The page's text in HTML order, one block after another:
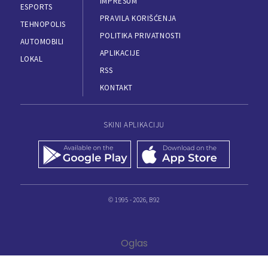
ESPORTS
TEHNOPOLIS
AUTOMOBILI
LOKAL
PRAVILA KORIŠĆENJA
POLITIKA PRIVATNOSTI
APLIKACIJE
RSS
KONTAKT
SKINI APLIKACIJU
© 1995 - 2026, B92